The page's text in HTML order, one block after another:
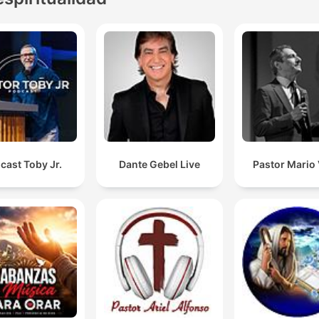
Toby Jr. Dante Gebel Live Pastor Mario